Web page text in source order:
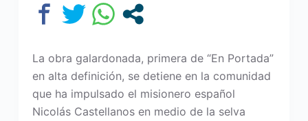
La obra galardonada, primera de “En Portada”
en alta definición, se detiene en la comunidad
que ha impulsado el misionero español
Nicolás Castellanos en medio de la selva